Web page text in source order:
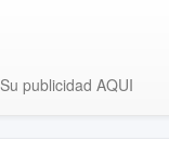
Su publicidad AQUI